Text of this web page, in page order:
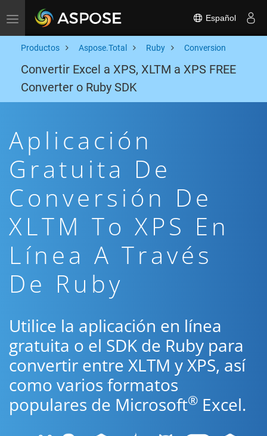
Toggle navigation Español
Productos Aspose.Total Ruby Conversion
Convertir Excel a XPS, XLTM a XPS FREE
Converter o Ruby SDK
Aplicación
Gratuita De
Conversión De
XLTM To XPS En
Línea A Través
De Ruby
Utilice la aplicación en línea
gratuita o el SDK de Ruby para
convertir entre XLTM y XPS, así
como varios formatos
populares de Microsoft® Excel.